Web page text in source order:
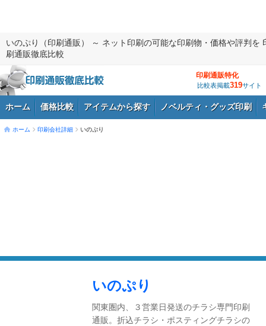
いのぷり（印刷通販） ～ ネット印刷の可能な印刷物・価格や評判を
刷通販徹底比較
印刷通販特化
比較表掲載319サイト
ホーム 価格比較 アイテムから探す ノベルティ・グッズ印刷
ホーム 印刷会社詳細 いのぷり
いのぷり
関東圏内、３営業日発送のチラシ専門印刷
通販。折込チラシ・ポスティングチラシの